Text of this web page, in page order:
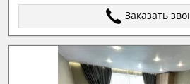
Заказать